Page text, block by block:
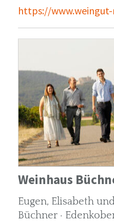
https://
Weinhaus
Eugen, Elisabeth
Büchner ·